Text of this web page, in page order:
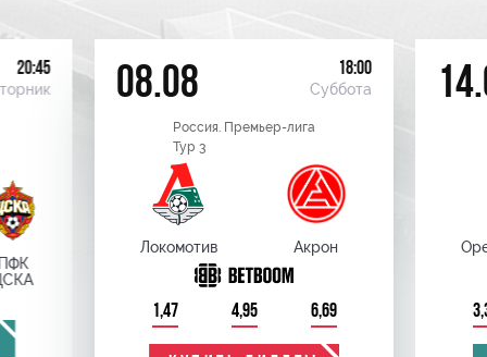
20:45 08.08 18:00
Суббота
Россия. Премьер-лига
Тур 3
Локомотив Акрон
1,47 4,95 6,69